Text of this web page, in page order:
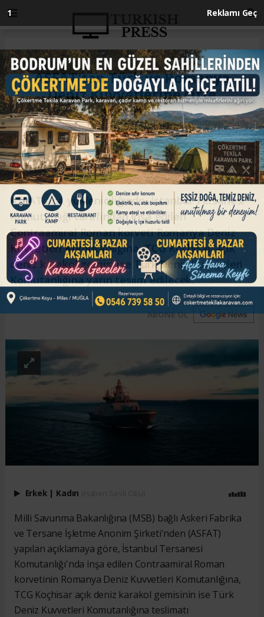
Anasayfa GÜNDEM
ASFAT'tan Türk ve Romanya
Deniz Kuvvetlerine çifte
teslimat
GÜNDEM
19.06.2026 - 14:30, Güncelleme: 19.06.2026 - 14:30
ASFAT ana yükleniciliğinde, İstanbul Tersanesi
Komutanlığı tarafından inşa edilen
Contraamiral Roman korveti Romanya Deniz
Kuvvetleri Komutanlığına, TCG Koçhisar açık
deniz karakol gemisi ise Türk Deniz Kuvvetleri
Komutanlığına yarın teslim edilecek.
ABONE OL
Erkek Kadın
Milli Savunma Bakanlığına (MSB) bağlı Askeri Fabrika
ve Tersane İşletme Anonim Şirketi'nden (ASFAT)
yapılan açıklamaya göre, İstanbul Tersanesi
Komutanlığı'nda inşa edilen Contraamiral Roman
korvetinin Romanya Deniz Kuvvetleri Komutanlığına,
TCG Koçhisar açık deniz karakol gemisinin ise Türk
Deniz Kuvvetleri Komutanlığına teslimatı